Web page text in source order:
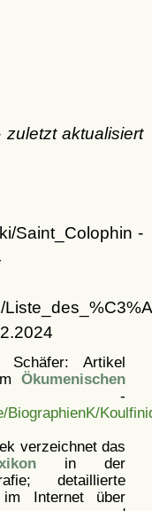
zuletzt aktualisiert
Saint_Colophin -
Schäfer: Artikel
Ökumenischen
verzeichnet das
in der
detaillierte
im Internet über